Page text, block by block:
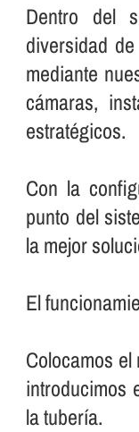
Dentro del
diversidad
mediante
cámaras,
estratégicos.
Con la
punto del
la mejor
El
Colocamos
introducimos
la tuberí­a.